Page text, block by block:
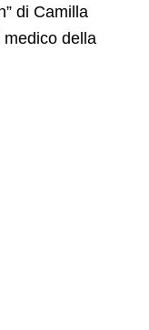
di Camilla
medico della